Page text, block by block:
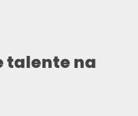
talente na